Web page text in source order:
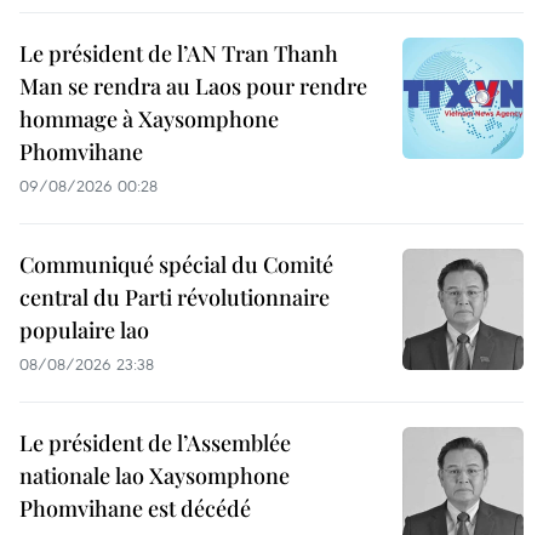
Le président de l’AN Tran Thanh
Man se rendra au Laos pour rendre
hommage à Xaysomphone
Phomvihane
09/08/2026 00:28
Communiqué spécial du Comité
central du Parti révolutionnaire
populaire lao
08/08/2026 23:38
Le président de l’Assemblée
nationale lao Xaysomphone
Phomvihane est décédé